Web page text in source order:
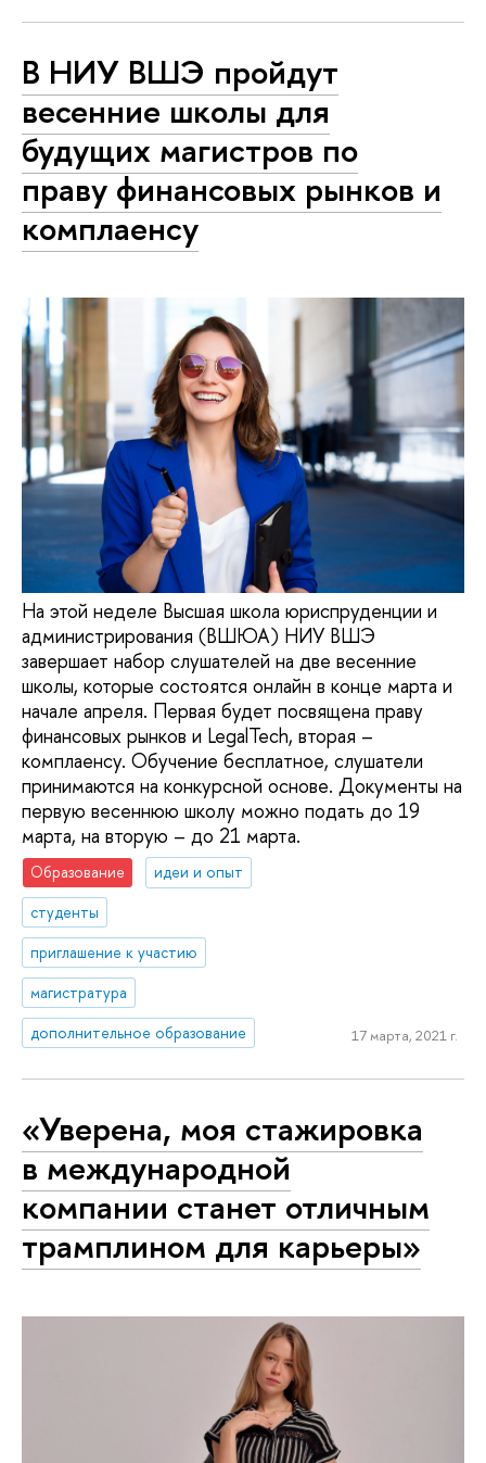
В НИУ ВШЭ пройдут
весенние школы для
будущих магистров по
праву финансовых рынков и
комплаенсу
На этой неделе Высшая школа юриспруденции и
администрирования (ВШЮА) НИУ ВШЭ
завершает набор слушателей на две весенние
школы, которые состоятся онлайн в конце марта и
начале апреля. Первая будет посвящена праву
финансовых рынков и LegalTech, вторая –
комплаенсу. Обучение бесплатное, слушатели
принимаются на конкурсной основе. Документы на
первую весеннюю школу можно подать до 19
марта, на вторую – до 21 марта.
Образование
идеи и опыт
студенты
приглашение к участию
магистратура
дополнительное образование
17 марта, 2021 г.
«Уверена, моя стажировка
в международной
компании станет отличным
трамплином для карьеры»